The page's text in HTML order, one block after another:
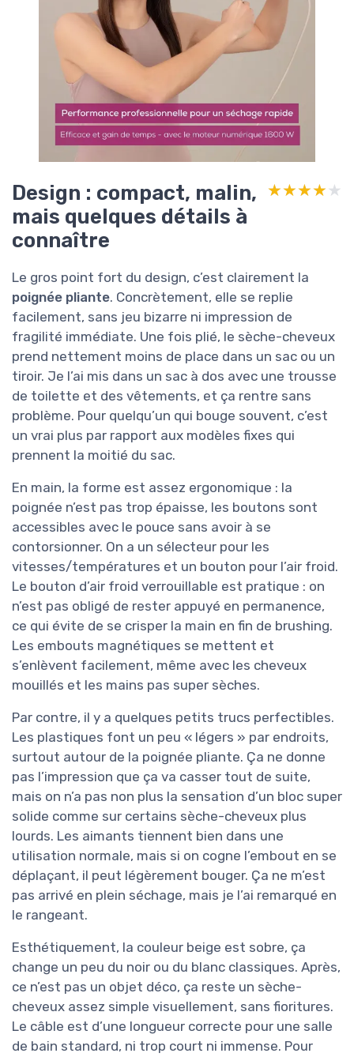
Design : compact, malin,
mais quelques détails à
connaître
★★★★★
★★★★★
Le gros point fort du design, c’est clairement la
poignée pliante. Concrètement, elle se replie
facilement, sans jeu bizarre ni impression de
fragilité immédiate. Une fois plié, le sèche-cheveux
prend nettement moins de place dans un sac ou un
tiroir. Je l’ai mis dans un sac à dos avec une trousse
de toilette et des vêtements, et ça rentre sans
problème. Pour quelqu’un qui bouge souvent, c’est
un vrai plus par rapport aux modèles fixes qui
prennent la moitié du sac.
En main, la forme est assez ergonomique : la
poignée n’est pas trop épaisse, les boutons sont
accessibles avec le pouce sans avoir à se
contorsionner. On a un sélecteur pour les
vitesses/températures et un bouton pour l’air froid.
Le bouton d’air froid verrouillable est pratique : on
n’est pas obligé de rester appuyé en permanence,
ce qui évite de se crisper la main en fin de brushing.
Les embouts magnétiques se mettent et
s’enlèvent facilement, même avec les cheveux
mouillés et les mains pas super sèches.
Par contre, il y a quelques petits trucs perfectibles.
Les plastiques font un peu « légers » par endroits,
surtout autour de la poignée pliante. Ça ne donne
pas l’impression que ça va casser tout de suite,
mais on n’a pas non plus la sensation d’un bloc super
solide comme sur certains sèche-cheveux plus
lourds. Les aimants tiennent bien dans une
utilisation normale, mais si on cogne l’embout en se
déplaçant, il peut légèrement bouger. Ça ne m’est
pas arrivé en plein séchage, mais je l’ai remarqué en
le rangeant.
Esthétiquement, la couleur beige est sobre, ça
change un peu du noir ou du blanc classiques. Après,
ce n’est pas un objet déco, ça reste un sèche-
cheveux assez simple visuellement, sans fioritures.
Le câble est d’une longueur correcte pour une salle
de bain standard, ni trop court ni immense. Pour